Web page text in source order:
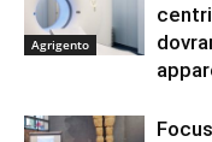
Agrigento